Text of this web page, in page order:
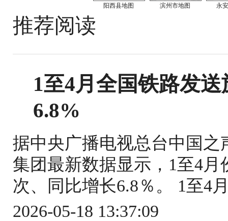
阳西县地图 滨州市地图 永
推荐阅读
1至4月全国铁路发
6.8%
据中央广播电视总台中国
集团最新数据显示，1至4月
次、同比增长6.8％。 1至4
2026-05-18 13:37:09